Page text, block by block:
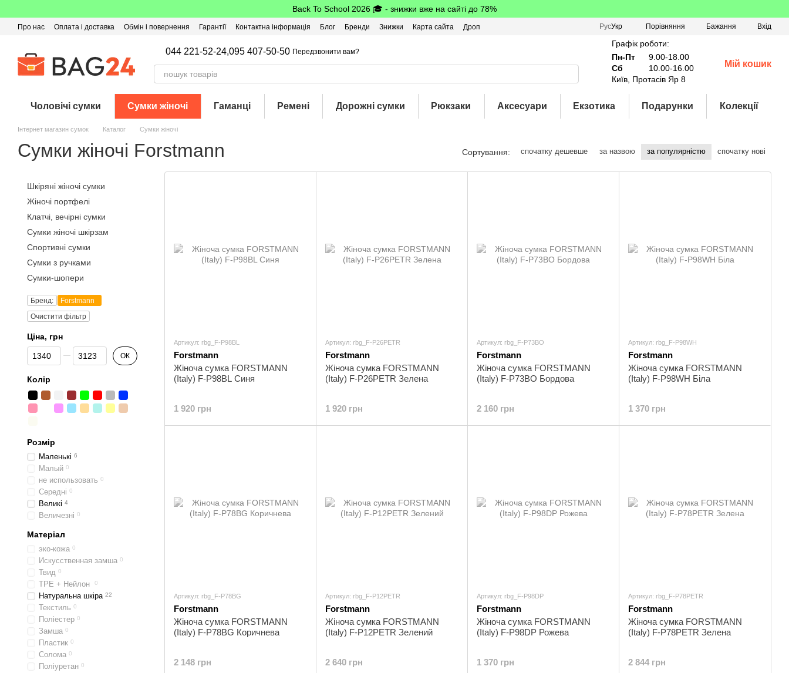
Back To School 2026 🎓 - знижки вже на сайті до 78%
Про нас Оплата і доставка Обмін і повернення Гарантії Контактна інформація Блог Бренди Знижки Карта сайта
Дроп
РусУкр Порівняння Бажання Вхід
044 221-52-24,095 407-50-50 Передзвонити вам?
Графік роботи:
Пн-Пт
9.00-18.00
Сб
10.00-16.00
Київ, Протасів Яр 8
Мій кошик
Чоловічі сумки Сумки жіночі Гаманці Ремені Дорожні сумки Рюкзаки Аксесуари Екзотика Подарунки Колекції
Інтернет магазин сумок Каталог Сумки жіночі
Сумки жіночі Forstmann Сортування: спочатку дешевше за назвою за популярністю спочатку нові
Артикул: rbg_F-P98BL
Forstmann
Жіноча сумка FORSTMANN
(Italy) F-P98BL Синя
1 920 грн
Артикул: rbg_F-P26PETR
Forstmann
Жіноча сумка FORSTMANN
(Italy) F-P26PETR Зелена
1 920 грн
Артикул: rbg_F-P73BO
Forstmann
Жіноча сумка FORSTMANN
(Italy) F-P73BO Бордова
2 160 грн
Артикул: rbg_F-P98WH
Forstmann
Жіноча сумка FORSTMANN
(Italy) F-P98WH Біла
1 370 грн
Артикул: rbg_F-P78BG
Forstmann
Жіноча сумка FORSTMANN
(Italy) F-P78BG Коричнева
2 148 грн
Артикул: rbg_F-P12PETR
Forstmann
Жіноча сумка FORSTMANN
(Italy) F-P12PETR Зелений
2 640 грн
Артикул: rbg_F-P98DP
Forstmann
Жіноча сумка FORSTMANN
(Italy) F-P98DP Рожева
1 370 грн
Артикул: rbg_F-P78PETR
Forstmann
Жіноча сумка FORSTMANN
(Italy) F-P78PETR Зелена
2 844 грн
Шкіряні жіночі сумки
Жіночі портфелі
Клатчі, вечірні сумки
Сумки жіночі шкірзам
Спортивні сумки
Сумки з ручками
Сумки-шопери
Бренд:
Forstmann
Очистити фільтр
Ціна, грн
Від Ціна, грн
До Ціна, грн ОК
Колір
Розмір
Маленькі 6
Малый 0
не использовать 0
Середні 0
Великі 4
Величезні 0
Матеріал
эко-кожа 0
Искусственная замша 0
Твид 0
TPE + Нейлон 0
Натуральна шкіра 22
Текстиль 0
Поліестер 0
Замша 0
Пластик 0
Солома 0
Поліуретан 0